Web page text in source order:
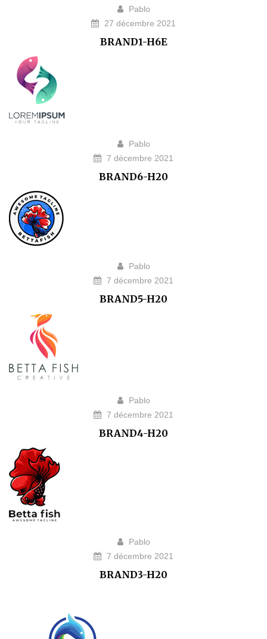
Pablo
27 décembre 2021
BRAND1-H6E
Pablo
7 décembre 2021
BRAND6-H20
Pablo
7 décembre 2021
BRAND5-H20
Pablo
7 décembre 2021
BRAND4-H20
Pablo
7 décembre 2021
BRAND3-H20